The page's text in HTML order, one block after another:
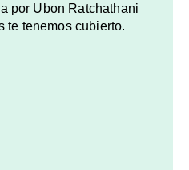
por Ubon Ratchathani
te tenemos cubierto.